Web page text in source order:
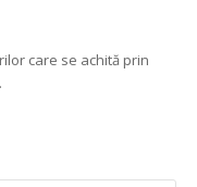
care se achită prin